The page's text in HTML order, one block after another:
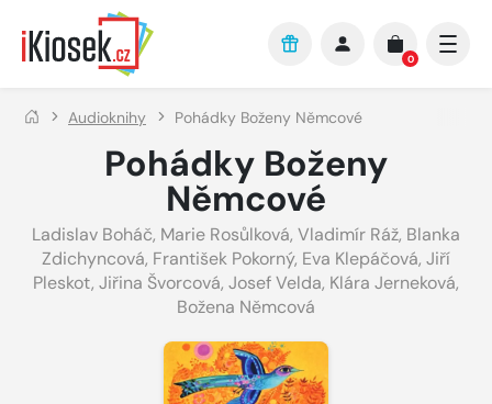
Přejít na hlavní obsah
0
Audioknihy Pohádky Boženy Němcové
Pohádky Boženy
Němcové
Ladislav Boháč, Marie Rosůlková, Vladimír Ráž, Blanka
Zdichyncová, František Pokorný, Eva Klepáčová, Jiří
Pleskot, Jiřina Švorcová, Josef Velda, Klára Jerneková,
Božena Němcová